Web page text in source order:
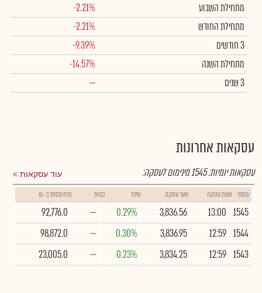
מתחילת השבוע
-2.21%
מתחילת החודש
-2.21%
3 חודשים
-9.39%
מתחילת השנה
-14.57%
3 שנים
--
עסקאות אחרונות
עוד עסקאות עסקאות יומיות:1545מינימום לעסקה:
מספר שעת עסקה שער עסקה שינוי כמות נפח מסחר ב- ₪
1545
13:00
3,836.56
0.29%
--
92,776.0
1544
12:59
3,836.95
0.30%
--
98,872.0
1543
12:59
3,834.25
0.23%
--
23,005.0